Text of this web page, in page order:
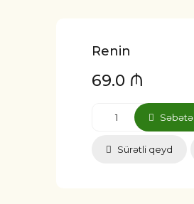
Renin
69.0 ₼
Səbətə
Sürətli qeyd